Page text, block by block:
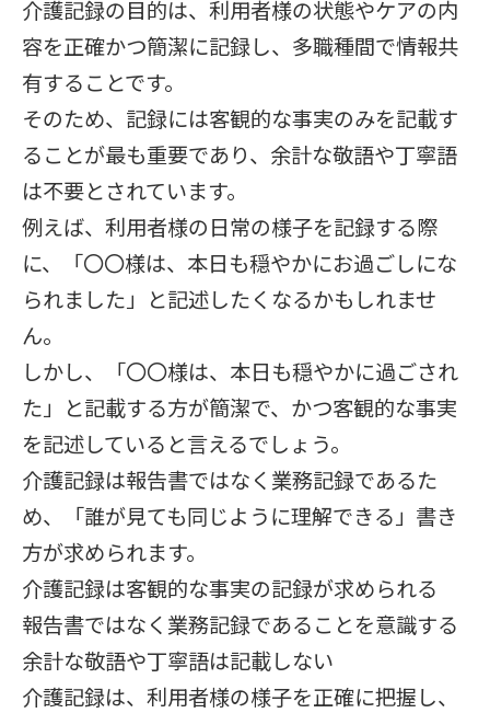
介護記録の目的は、利用者様の状態やケアの内
容を正確かつ簡潔に記録し、多職種間で情報共
有することです。
そのため、記録には客観的な事実のみを記載す
ることが最も重要であり、余計な敬語や丁寧語
は不要とされています。
例えば、利用者様の日常の様子を記録する際
に、「〇〇様は、本日も穏やかにお過ごしにな
られました」と記述したくなるかもしれませ
ん。
しかし、「〇〇様は、本日も穏やかに過ごされ
た」と記載する方が簡潔で、かつ客観的な事実
を記述していると言えるでしょう。
介護記録は報告書ではなく業務記録であるた
め、「誰が見ても同じように理解できる」書き
方が求められます。
介護記録は客観的な事実の記録が求められる
報告書ではなく業務記録であることを意識する
余計な敬語や丁寧語は記載しない
介護記録は、利用者様の様子を正確に把握し、